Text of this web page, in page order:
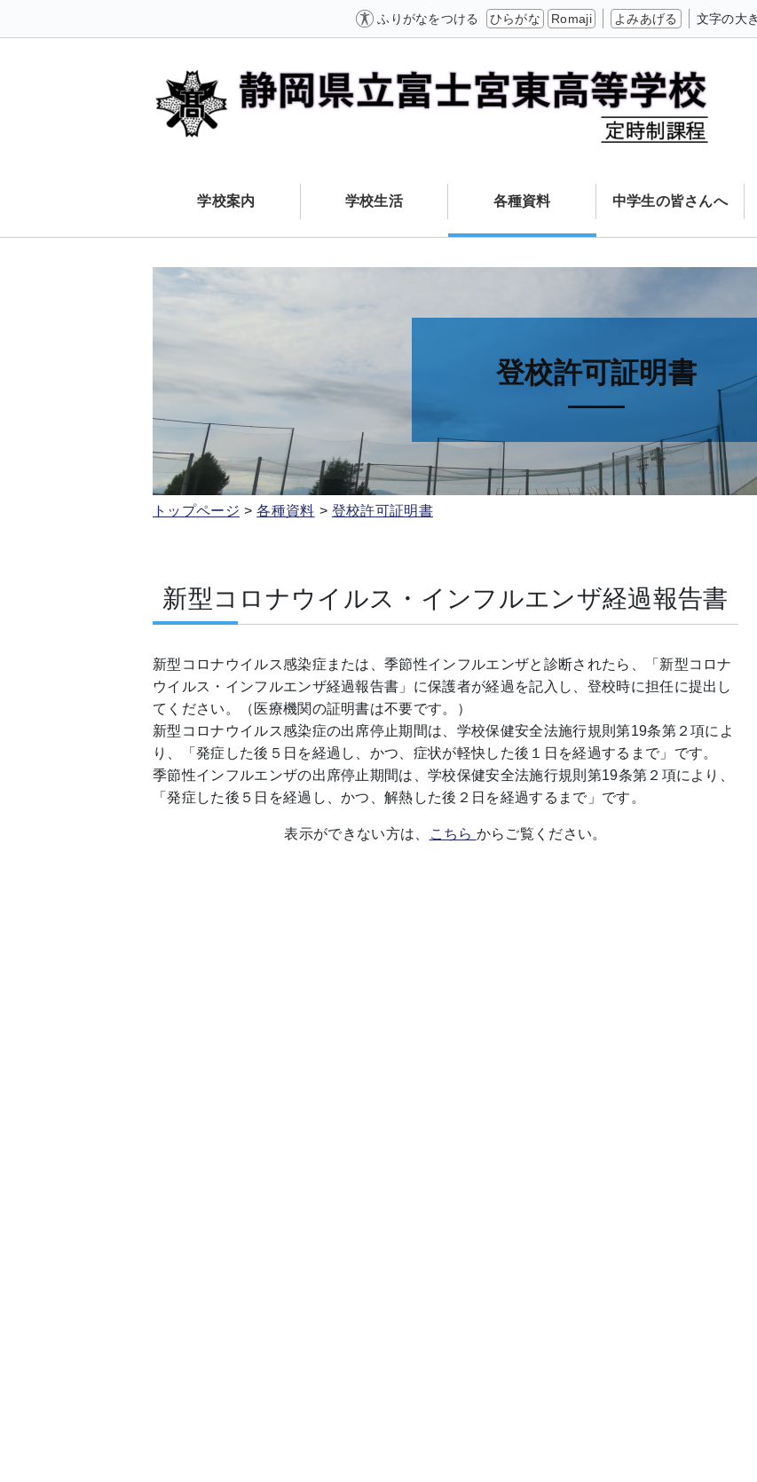
ふりがなをつける ひらがな Romaji よみあげる 文字の大
学校案内 学校生活 各種資料 中学生の皆さんへ
登校許可証明書
トップページ 各種資料 登校許可証明書
新型コロナウイルス・インフルエンザ経過報告書
新型コロナウイルス感染症または、季節性インフルエンザと診断されたら、「新型コロナ
ウイルス・インフルエンザ経過報告書」に保護者が経過を記入し、登校時に担任に提出し
てください。（医療機関の証明書は不要です。）
新型コロナウイルス感染症の出席停止期間は、学校保健安全法施行規則第19条第２項によ
り、「発症した後５日を経過し、かつ、症状が軽快した後１日を経過するまで」です。
季節性インフルエンザの出席停止期間は、学校保健安全法施行規則第19条第２項により、
「発症した後５日を経過し、かつ、解熱した後２日を経過するまで」です。
表示ができない方は、 こちら からご覧ください。